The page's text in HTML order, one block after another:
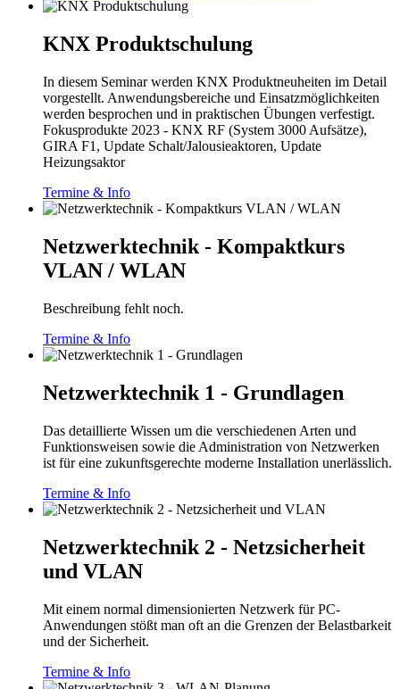
KNX Produktschulung
In diesem Seminar werden KNX Produktneuheiten im Detail
vorgestellt. Anwendungsbereiche und Einsatzmöglichkeiten
werden besprochen und in praktischen Übungen verfestigt.
Fokusprodukte 2023 - KNX RF (System 3000 Aufsätze),
GIRA F1, Update Schalt/Jalousieaktoren, Update
Heizungsaktor
Termine & Info
Netzwerktechnik - Kompaktkurs
VLAN / WLAN
Beschreibung fehlt noch.
Termine & Info
Netzwerktechnik 1 - Grundlagen
Das detaillierte Wissen um die verschiedenen Arten und
Funktionsweisen sowie die Administration von Netzwerken
ist für eine zukunftsgerechte moderne Installation unerlässlich.
Termine & Info
Netzwerktechnik 2 - Netzsicherheit
und VLAN
Mit einem normal dimensionierten Netzwerk für PC-
Anwendungen stößt man oft an die Grenzen der Belastbarkeit
und der Sicherheit.
Termine & Info